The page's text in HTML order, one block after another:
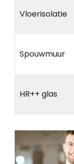
Vloerisolatie
Spouwmuur
HR++ glas